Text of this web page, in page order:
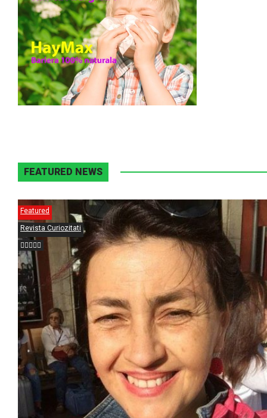
FEATURED NEWS
Featured
Revista Curiozitati